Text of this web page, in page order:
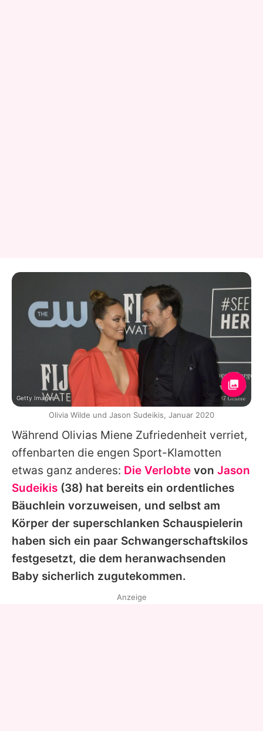
Während Olivias Miene Zufriedenheit verriet,
offenbarten die engen Sport-Klamotten
etwas ganz anderes: Die Verlobte von Jason
Sudeikis (38) hat bereits ein ordentliches
Bäuchlein vorzuweisen, und selbst am
Körper der superschlanken Schauspielerin
haben sich ein paar Schwangerschaftskilos
festgesetzt, die dem heranwachsenden
Baby sicherlich zugutekommen.
Getty Images
Olivia Wilde und Jason Sudeikis, Januar 2020
Anzeige